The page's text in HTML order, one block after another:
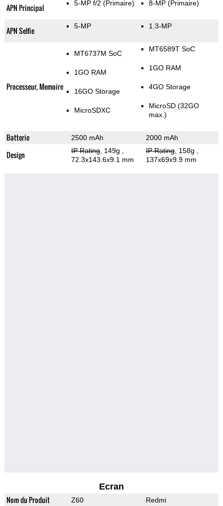
APN Principal 5-MP f/2 (Primaire) 8-MP (Primaire)
APN Selfie 5-MP 1.3-MP
Processeur, Memoire
MT6737M SoC
1GO RAM
16GO Storage
MicroSDXC
MT6589T SoC
1GO RAM
4GO Storage
MicroSD (32GO
max.)
Batterie 2500 mAh 2000 mAh
Design IP Rating, 149g
72.3x143.6x9.1 mm
IP Rating, 158g
137x69x9.9 mm
Ecran
Nom du Produit Z60 Redmi